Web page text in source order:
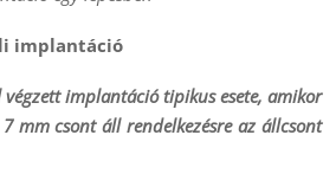
implantáció
végzett implantáció tipikus esete, amikor
mm csont áll rendelkezésre az állcsont